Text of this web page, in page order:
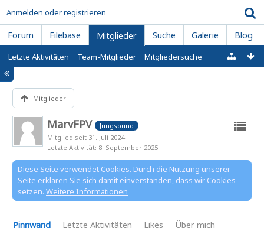
Anmelden oder registrieren
Forum Filebase Mitglieder Suche Galerie Blog
Letzte Aktivitäten Team-Mitglieder Mitgliedersuche
Mitglieder
MarvFPV
Jungspund
Mitglied seit 31. Juli 2024
Letzte Aktivität 8. September 2025
Diese Seite verwendet Cookies. Durch die Nutzung unserer
Seite erklären Sie sich damit einverstanden, dass wir Cookies
setzen. Weitere Informationen
Pinnwand Letzte Aktivitäten Likes Über mich